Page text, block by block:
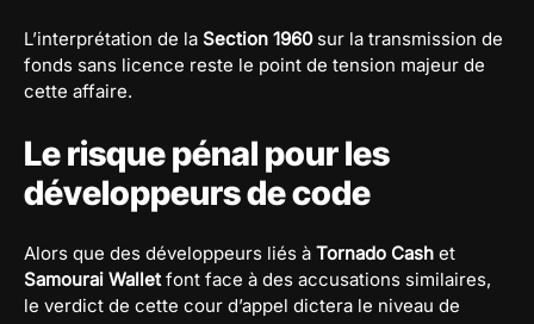
L’interprétation de la Section 1960sur la transmission de
fonds sans licence reste le point de tension majeur de
cette affaire.
Le risque pénal pour les
développeurs de code
Alors que des développeurs liés à Tornado Cash et
Samourai Walletfont face à des accusations similaires,
le verdict de cette cour d’appel dictera le niveau de